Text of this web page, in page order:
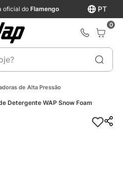
PT
oficial do Flamengo
0
de Alta Pressão
Detergente WAP Snow Foam